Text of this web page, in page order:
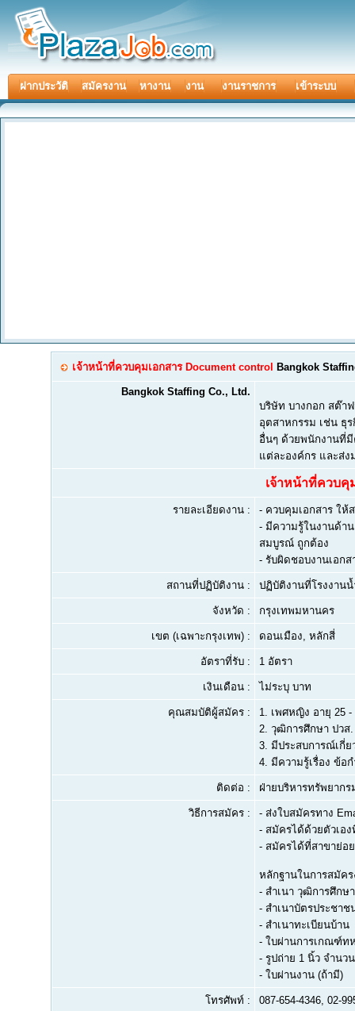
ฝากประวัติ สมัครงาน หางาน งาน งานราชการ เข้าระบบ
เจ้าหน้าที่ควบคุมเอกสาร Document control Bangkok
Bangkok Staffing Co., Ltd.
บริษัท บางกอก สต๊า
อุตสาหกรรม เช่น ธุ
อื่นๆ ด้วยพนักงานที่
แต่ละองค์กร และส่
เจ้าหน้าที่ควบคุ
รายละเอียดงาน :
- ควบคุมเอกสาร ให้
- มีความรู้ในงานด้า
สมบูรณ์ ถูกต้อง
- รับผิดชอบงานเอก
สถานที่ปฏิบัติงาน : ปฏิบัติงานที่โรงงาน
จังหวัด : กรุงเทพมหานคร
เขต (เฉพาะกรุงเทพ) : ดอนเมือง, หลักสี่
อัตราที่รับ : 1 อัตรา
เงินเดือน : ไม่ระบุ บาท
คุณสมบัติผู้สมัคร : 1. เพศหญิง อายุ 25 -
2. วุฒิการศึกษา ปวส
3. มีประสบการณ์เกี่ย
4. มีความรู้เรื่อง ข้อ
ติดต่อ : ฝ่ายบริหารทรัพยาก
วิธีการสมัคร :
- ส่งใบสมัครทาง
- สมัครได้ด้วยตัวเอ
- สมัครได้ที่สาขาย่อ
หลักฐานในการสมัคร
- สำเนา วุฒิการศึกษา
- สำเนาบัตรประชาช
- สำเนาทะเบียนบ้าน
- ใบผ่านการเกณฑ์ท
- รูปถ่าย 1 นิ้ว จำนว
- ใบผ่านงาน (ถ้ามี)
โทรศัพท์ : 087-654-4346, 02-